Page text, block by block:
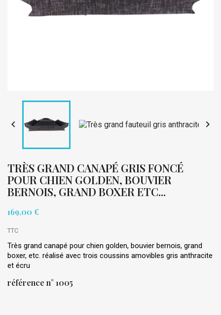
 
TRÈS GRAND CANAPÉ GRIS FONCÉ
POUR CHIEN GOLDEN, BOUVIER
BERNOIS, GRAND BOXER ETC...
169,00 €
TTC
Très grand canapé pour chien golden, bouvier bernois, grand
boxer, etc. réalisé avec trois coussins amovibles gris anthracite
et écru
référence n° 1005